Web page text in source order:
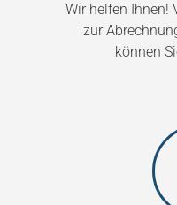
Wir helfen Ihnen!
zur
können